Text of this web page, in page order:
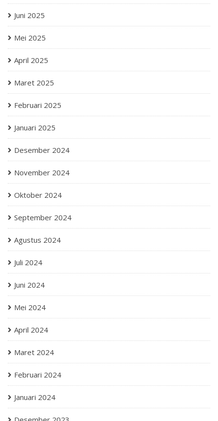
Juni 2025
Mei 2025
April 2025
Maret 2025
Februari 2025
Januari 2025
Desember 2024
November 2024
Oktober 2024
September 2024
Agustus 2024
Juli 2024
Juni 2024
Mei 2024
April 2024
Maret 2024
Februari 2024
Januari 2024